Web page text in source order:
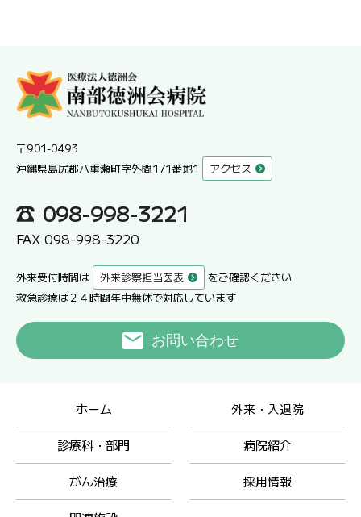
〒901-0493
沖縄県島尻郡八重瀬町字外間171番地1
アクセス
098-998-3221
FAX 098-998-3220
外来受付時間は 外来診察担当医表
をご確認ください
救急診療は２４時間年中無休で対応しています
お問い合わせ
ホーム 外来・入退院
診療科・部門 病院紹介
がん治療 採用情報